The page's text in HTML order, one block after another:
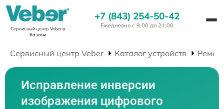
Сервисный центр Veberв
Казани
+7 (843) 254-50-42
Ежедневно с 9:00 до 21:00
Сервисный центр Veber Каталог устройств
Исправление инверсии
изображения цифрового